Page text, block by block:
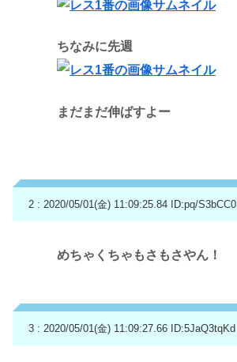
ちなみに先週
まだまだ伸ばすよー
2 : 2020/05/01(金) 11:09:25.84 ID:pq/S3bCC0
めちゃくちゃもさもさやん！
3 : 2020/05/01(金) 11:09:27.66 ID:5JaQ3tqKd